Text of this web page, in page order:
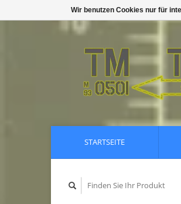
STARTSEITE
Wir benutzen Cookies nur für